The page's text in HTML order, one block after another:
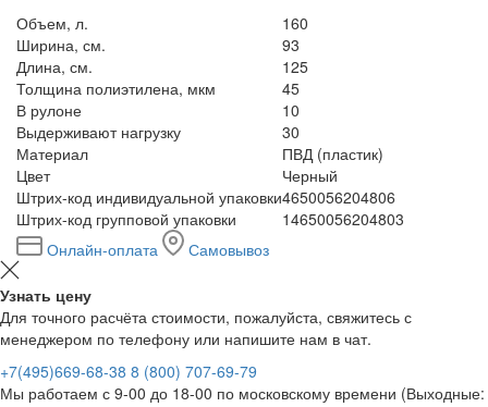
Объем, л.
160
Ширина, см.
93
Длина, см.
125
Толщина полиэтилена, мкм
45
В рулоне
10
Выдерживают нагрузку
30
Материал
ПВД (пластик)
Цвет
Черный
Штрих-код индивидуальной упаковки4650056204806
Штрих-код групповой упаковки
14650056204803
Онлайн-оплата
Самовывоз
Узнать цену
Для точного расчёта стоимости, пожалуйста, свяжитесь с
менеджером по телефону или напишите нам в чат.
+7(495)669-68-38 8 (800) 707-69-79
Мы работаем с 9-00 до 18-00 по московскому времени (Выходные: